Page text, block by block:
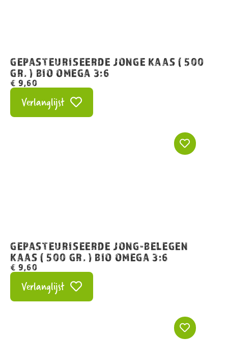
GEPASTEURISEERDE JONGE KAAS ( 500
GR. ) BIO OMEGA 3:6
€ 9,60
Verlanglijst
GEPASTEURISEERDE JONG-BELEGEN
KAAS ( 500 GR. ) BIO OMEGA 3:6
€ 9,60
Verlanglijst